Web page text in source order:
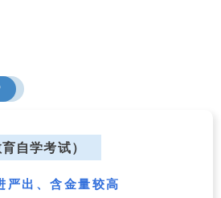
自学考试）
严出、含金量较高